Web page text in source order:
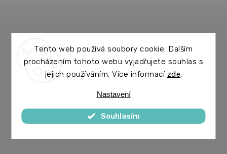
Tento web používá soubory cookie. Dalším
procházením tohoto webu vyjadřujete souhlas s
jejich používáním. Více informací zde.
Nastavení
Souhlasím